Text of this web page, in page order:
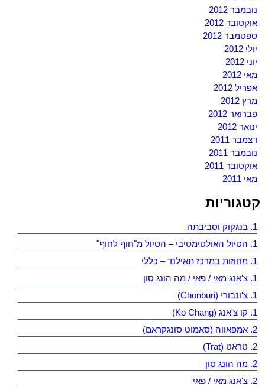
נובמבר 2012
אוקטובר 2012
ספטמבר 2012
יולי 2012
יוני 2012
מאי 2012
אפריל 2012
מרץ 2012
פברואר 2012
ינואר 2012
דצמבר 2011
נובמבר 2011
אוקטובר 2011
מאי 2011
קטגוריות
1. בנגקוק וסביבתה
1. הטיול האולטימטיבי – הטיול מ"חוף לחוף"
1. מחוזות במרכז תאילנד – כללי
1. צ'אנג מאי / פאי / מה הונג סון
1. צ'ונבורי (Chonburi)
1. קו צ'אנג (Ko Chang)
2. אמפאווה (סאמוט סונגקראם)
2. טראט (Trat)
2. מה הונג סון
2. צ'אנג מאי / פאי